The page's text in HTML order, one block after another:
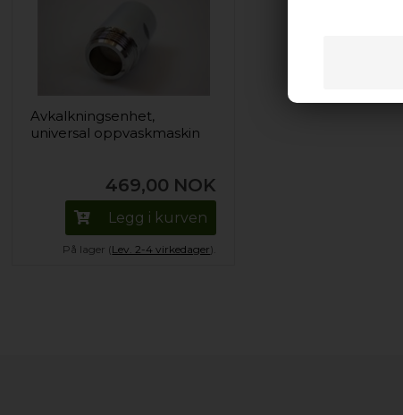
Avkalkningsenhet,
universal oppvaskmaskin
469,00 NOK
Legg i kurven
På lager (Lev. 2-4 virkedager).